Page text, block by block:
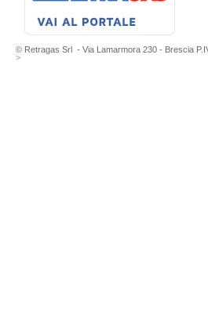
© Retragas Srl - Via Lamarmora 230 - Brescia
>